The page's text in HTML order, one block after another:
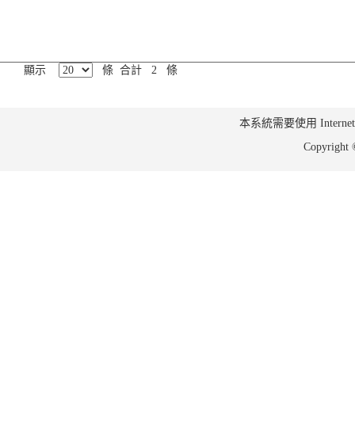
顯示 條 合計 2 條
本系統需要使用
Copyright